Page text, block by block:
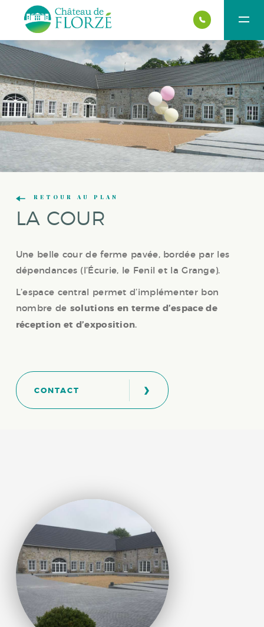
RETOUR AU PLAN
LA COUR
Une belle cour de ferme pavée, bordée par les
dépendances (l’Écurie, le Fenil et la Grange).
L’espace central permet d’implémenter bon
nombre de solutions en terme d’espace de
réception et d’exposition.
CONTACT ›